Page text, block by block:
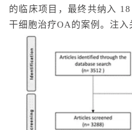
的临床项目，最终共纳入
干细胞治疗OA的案例。注入